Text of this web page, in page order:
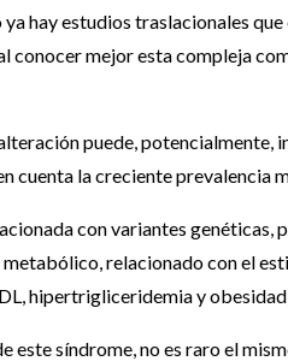
hay estudios traslacionales
conocer mejor esta compleja
puede, potencialmente,
cuenta la creciente prevalencia
con variantes genéticas,
relacionado con el
hipertrigliceridemia y
síndrome, no es raro el